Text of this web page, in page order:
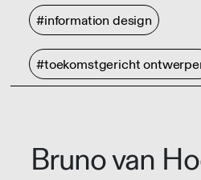
#information design
#toekomstgericht
Bruno van